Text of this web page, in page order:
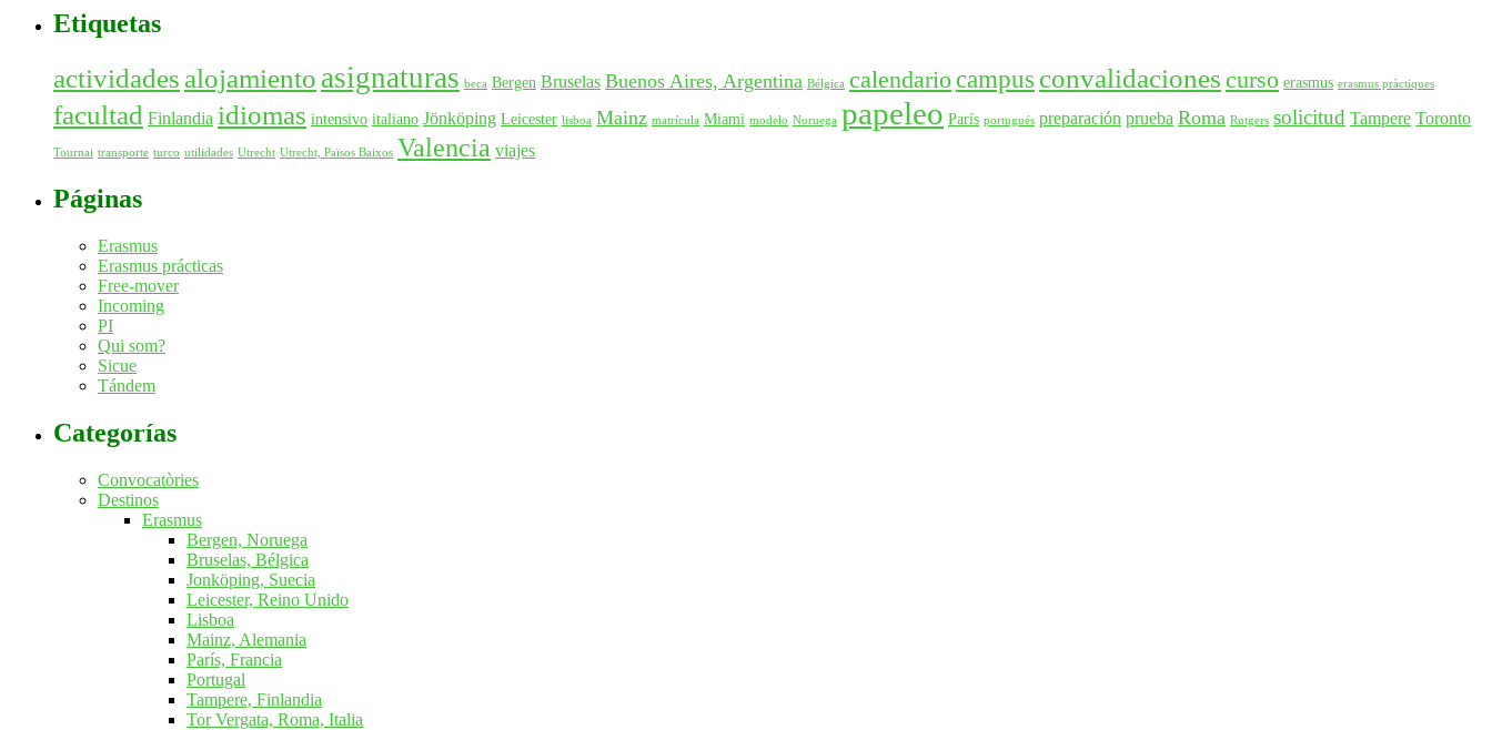
Etiquetas
actividades alojamiento asignaturas beca Bergen Bruselas Buenos Aires, Argentina Bélgica calendario campus convalidaciones curso erasmus erasmus pràctiques
facultad Finlandia idiomas intensivo italiano Jönköping Leicester lisboa Mainz matrícula Miami modelo Noruega papeleo París portugués preparación prueba Roma Rutgers solicitud Tampere Toronto
Tournai transporte turco utilidades Utrecht Utrecht, Països Baixos Valencia viajes
Páginas
Erasmus
Erasmus prácticas
Free-mover
Incoming
PI
Qui som?
Sicue
Tándem
Categorías
Convocatòries
Destinos
Erasmus
Bergen, Noruega
Bruselas, Bélgica
Jonköping, Suecia
Leicester, Reino Unido
Lisboa
Mainz, Alemania
París, Francia
Portugal
Tampere, Finlandia
Tor Vergata, Roma, Italia